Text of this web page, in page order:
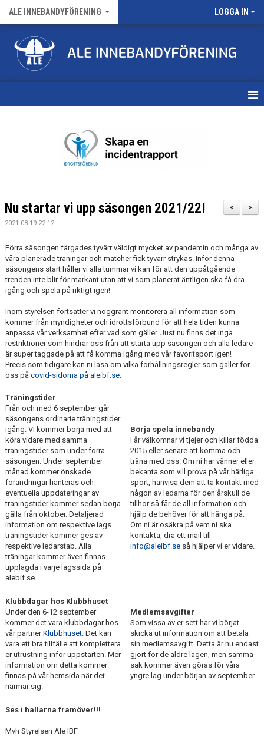
ALE INNEBANDYFÖRENING LOGGA IN
FÖRENINGENS MATCHER
NYHETSARKIV
MEDLEMSKAP
>
<
Nu startar vi upp säsongen 2021/22!
2021-08-19 22:12
Förra säsongen färgades tyvärr väldigt mycket av pandemin och många av
våra planerade träningar och matcher fick tyvärr strykas. Inför denna
säsongens start håller vi alla tummar vi kan för att den uppåtgående
trenden inte blir för markant utan att vi som planerat äntligen ska få dra
igång och spela på riktigt igen!
Inom styrelsen fortsätter vi noggrant monitorera all information som
kommer från myndigheter och idrottsförbund för att hela tiden kunna
anpassa vår verksamhet efter vad som gäller. Just nu finns det inga
restriktioner som hindrar oss från att starta upp säsongen och alla ledare
är super taggade på att få komma igång med vår favoritsport igen!
Precis som tidigare kan ni läsa om vilka förhållningsregler som gäller för
oss på covid-sidorna på aleibf.se.
Träningstider
Från och med 6 september går
säsongens ordinarie träningstider
igång. Vi kommer börja med att
köra vidare med samma
träningstider som under förra
säsongen. Under september
månad kommer önskade
förändringar hanteras och
eventuella uppdateringar av
träningstider kommer sedan börja
gälla från oktober. Detaljerad
information om respektive lags
träningstider kommer ges av
respektive ledarstab. Alla
träningar kommer även finnas
upplagda i varje lagssida på
alebif.se.
Börja spela innebandy
I år välkomnar vi tjejer och killar födda
2015 eller senare att komma och
träna med oss. Om ni har vänner eller
bekanta som vill prova på vår härliga
sport, hänvisa dem att ta kontakt med
någon av ledarna för den årskull de
tillhör så får de all information och
hjälp de behöver för att hänga på.
Om ni är osäkra på vem ni ska
kontakta, dra ett mail till
info@aleibf.se så hjälper vi er vidare.
Klubbdagar hos Klubbhuset
Under den 6-12 september
kommer det vara klubbdagar hos
vår partnerKlubbhuset. Det kan
vara ett bra tillfälle att komplettera
er utrustning inför uppstarten. Mer
information om detta kommer
finnas på vår hemsida när det
närmar sig.
Medlemsavgifter
Som vissa av er sett har vi börjat
skicka ut information om att betala
sin medlemsavgift. Detta är nu endast
gjort för de äldre lagen, men samma
sak kommer även göras för våra
yngre lag under början av september.
Ses i hallarna framöver!!!
Mvh Styrelsen Ale IBF